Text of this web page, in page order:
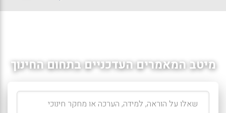
מיטב המאמרים העדכניים בתחום החינוך